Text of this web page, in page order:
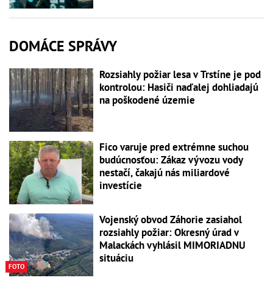
DOMÁCE SPRÁVY
Rozsiahly požiar lesa v Trstíne je pod
kontrolou: Hasiči naďalej dohliadajú
na poškodené územie
Fico varuje pred extrémne suchou
budúcnosťou: Zákaz vývozu vody
nestačí, čakajú nás miliardové
investície
FOTO
Vojenský obvod Záhorie zasiahol
rozsiahly požiar: Okresný úrad v
Malackách vyhlásil MIMORIADNU
situáciu